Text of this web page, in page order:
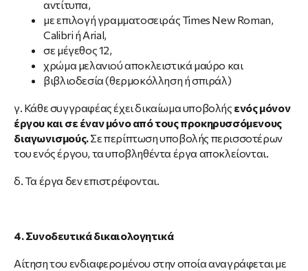
αντίτυπα,
με επιλογή γραμματοσειράς Times New Roman,
Calibri ή Arial,
σε μέγεθος 12,
χρώμα μελανιού αποκλειστικά μαύρο και
βιβλιοδεσία (θερμοκόλληση ή σπιράλ)
γ. Κάθε συγγραφέας έχει δικαίωμα υποβολής ενός μόνον
έργου και σε έναν μόνο από τους προκηρυσσόμενους
διαγωνισμούς.Σε περίπτωση υποβολής περισσοτέρων
του ενός έργου, τα υποβληθέντα έργα αποκλείονται.
δ. Τα έργα δεν επιστρέφονται.
4. Συνοδευτικά δικαιολογητικά
Αίτηση του ενδιαφερομένου στην οποία αναγράφεται με